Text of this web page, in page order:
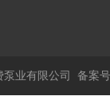
泵业有限公司 备案